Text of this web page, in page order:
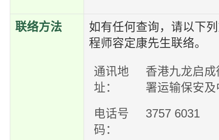
联络方法
如有任何查询，请以下
程师容定康先生联络。
通讯地
址：
香港九龙启
署运输保安
电话号
码：
3757 6031